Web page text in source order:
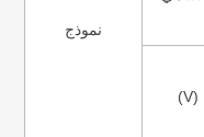
نموذج
(V)